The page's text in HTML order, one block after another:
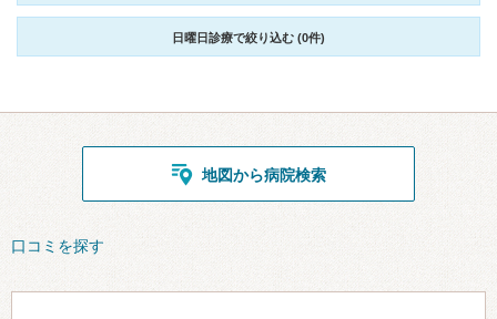
日曜日診療で絞り込む (0件)
地図から病院検索
口コミを探す